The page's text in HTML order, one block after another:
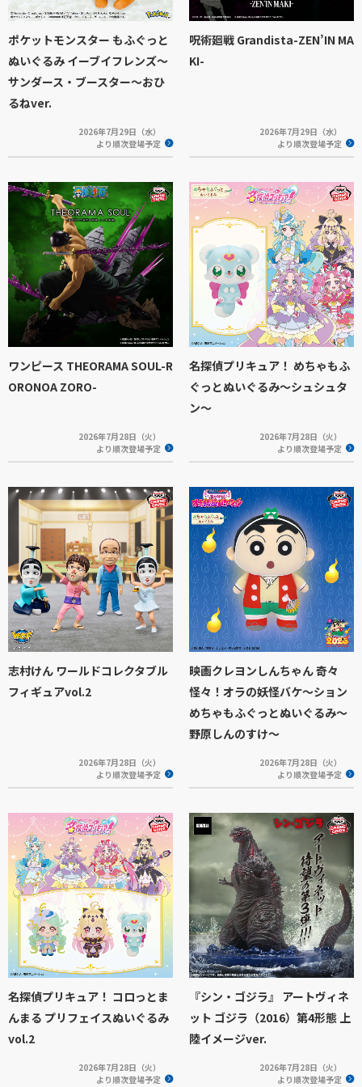
ポケットモンスター もふぐっと
ぬいぐるみ イーブイフレンズ～
サンダース・ブースター～おひ
るねver.
2026年7月29日（水）
より順次登場予定
呪術廻戦 Grandista-ZEN’IN MA
KI-
2026年7月29日（水）
より順次登場予定
ワンピース THEORAMA SOUL-R
ORONOA ZORO-
2026年7月28日（火）
より順次登場予定
名探偵プリキュア！ めちゃもふ
ぐっとぬいぐるみ～シュシュタ
ン～
2026年7月28日（火）
より順次登場予定
志村けん ワールドコレクタブル
フィギュアvol.2
2026年7月28日（火）
より順次登場予定
映画クレヨンしんちゃん 奇々
怪々！オラの妖怪バケ～ション
めちゃもふぐっとぬいぐるみ～
野原しんのすけ～
2026年7月28日（火）
より順次登場予定
名探偵プリキュア！ コロっとま
んまる プリフェイスぬいぐるみ
vol.2
2026年7月28日（火）
より順次登場予定
『シン・ゴジラ』 アートヴィネ
ット ゴジラ（2016）第4形態 上
陸イメージver.
2026年7月28日（火）
より順次登場予定